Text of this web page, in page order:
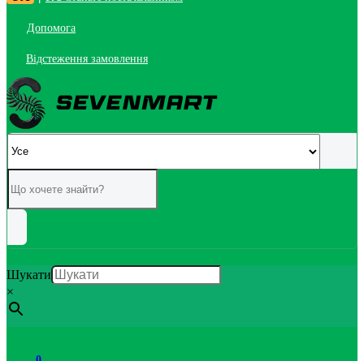
Допомога
Відстеження замовлення
Шукати
×